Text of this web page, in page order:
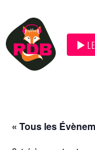
« Tous les